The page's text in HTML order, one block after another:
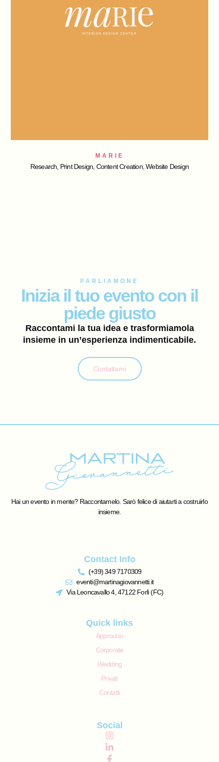
MARIE
Research, Print Design, Content Creation, Website Design
PARLIAMONE
Inizia il tuo evento con il
piede giusto
Raccontami la tua idea e trasformiamola
insieme in un’esperienza indimenticabile.
Contattami
Hai un evento in mente? Raccontamelo. Sarò felice di aiutarti a costruirlo
insieme.
Contact Info
(+39) 349 7170309
eventi@martinagiovannetti.it
Via Leoncavallo 4, 47122 Forlì (FC)
Quick links
Approccio
Corporate
Wedding
Privati
Contatti
Social